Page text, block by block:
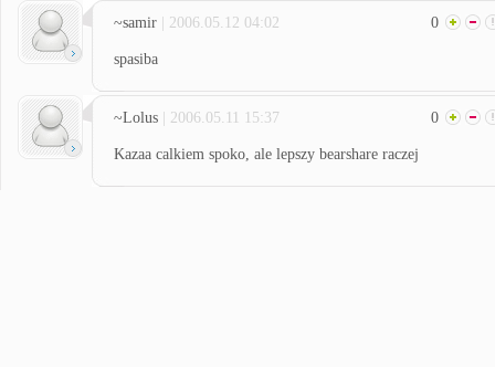
~samir | 2006.05.12 04:02 0
spasiba
~Lolus | 2006.05.11 15:37 0
Kazaa calkiem spoko, ale lepszy bearshare raczej